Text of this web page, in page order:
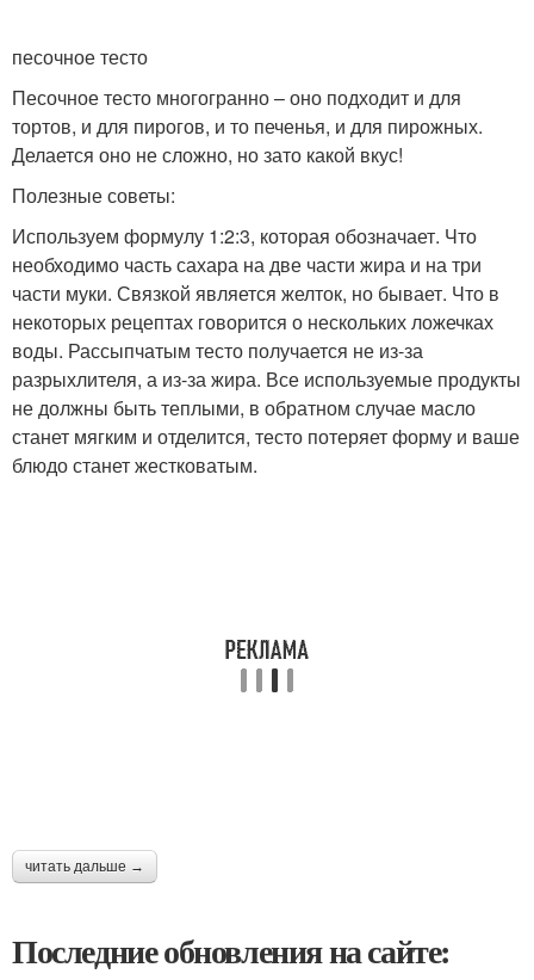
песочное тесто
Песочное тесто многогранно – оно подходит и для
тортов, и для пирогов, и то печенья, и для пирожных.
Делается оно не сложно, но зато какой вкус!
Полезные советы:
Используем формулу 1:2:3, которая обозначает. Что
необходимо часть сахара на две части жира и на три
части муки. Связкой является желток, но бывает. Что в
некоторых рецептах говорится о нескольких ложечках
воды. Рассыпчатым тесто получается не из-за
разрыхлителя, а из-за жира. Все используемые продукты
не должны быть теплыми, в обратном случае масло
станет мягким и отделится, тесто потеряет форму и ваше
блюдо станет жестковатым.
читать дальше →
Последние обновления на сайте: